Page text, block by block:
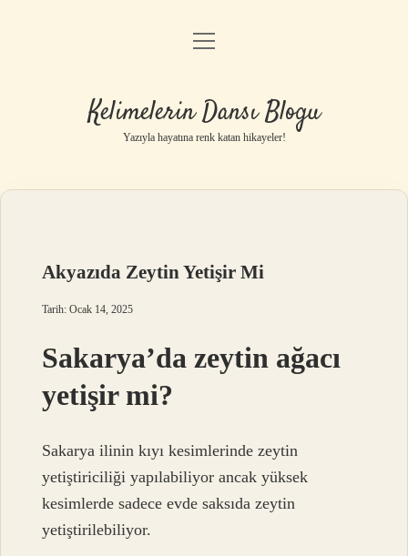
Anasayfa
Yasal Uyarı
menüyü
Kelimelerin Dansı Blogu
Yazıyla hayatına renk katan hikayeler!
Akyazıda Zeytin Yetişir Mi
Tarih: Ocak 14, 2025
Sakarya’da zeytin ağacı
yetişir mi?
Sakarya ilinin kıyı kesimlerinde zeytin
yetiştiriciliği yapılabiliyor ancak yüksek
kesimlerde sadece evde saksıda zeytin
yetiştirilebiliyor.